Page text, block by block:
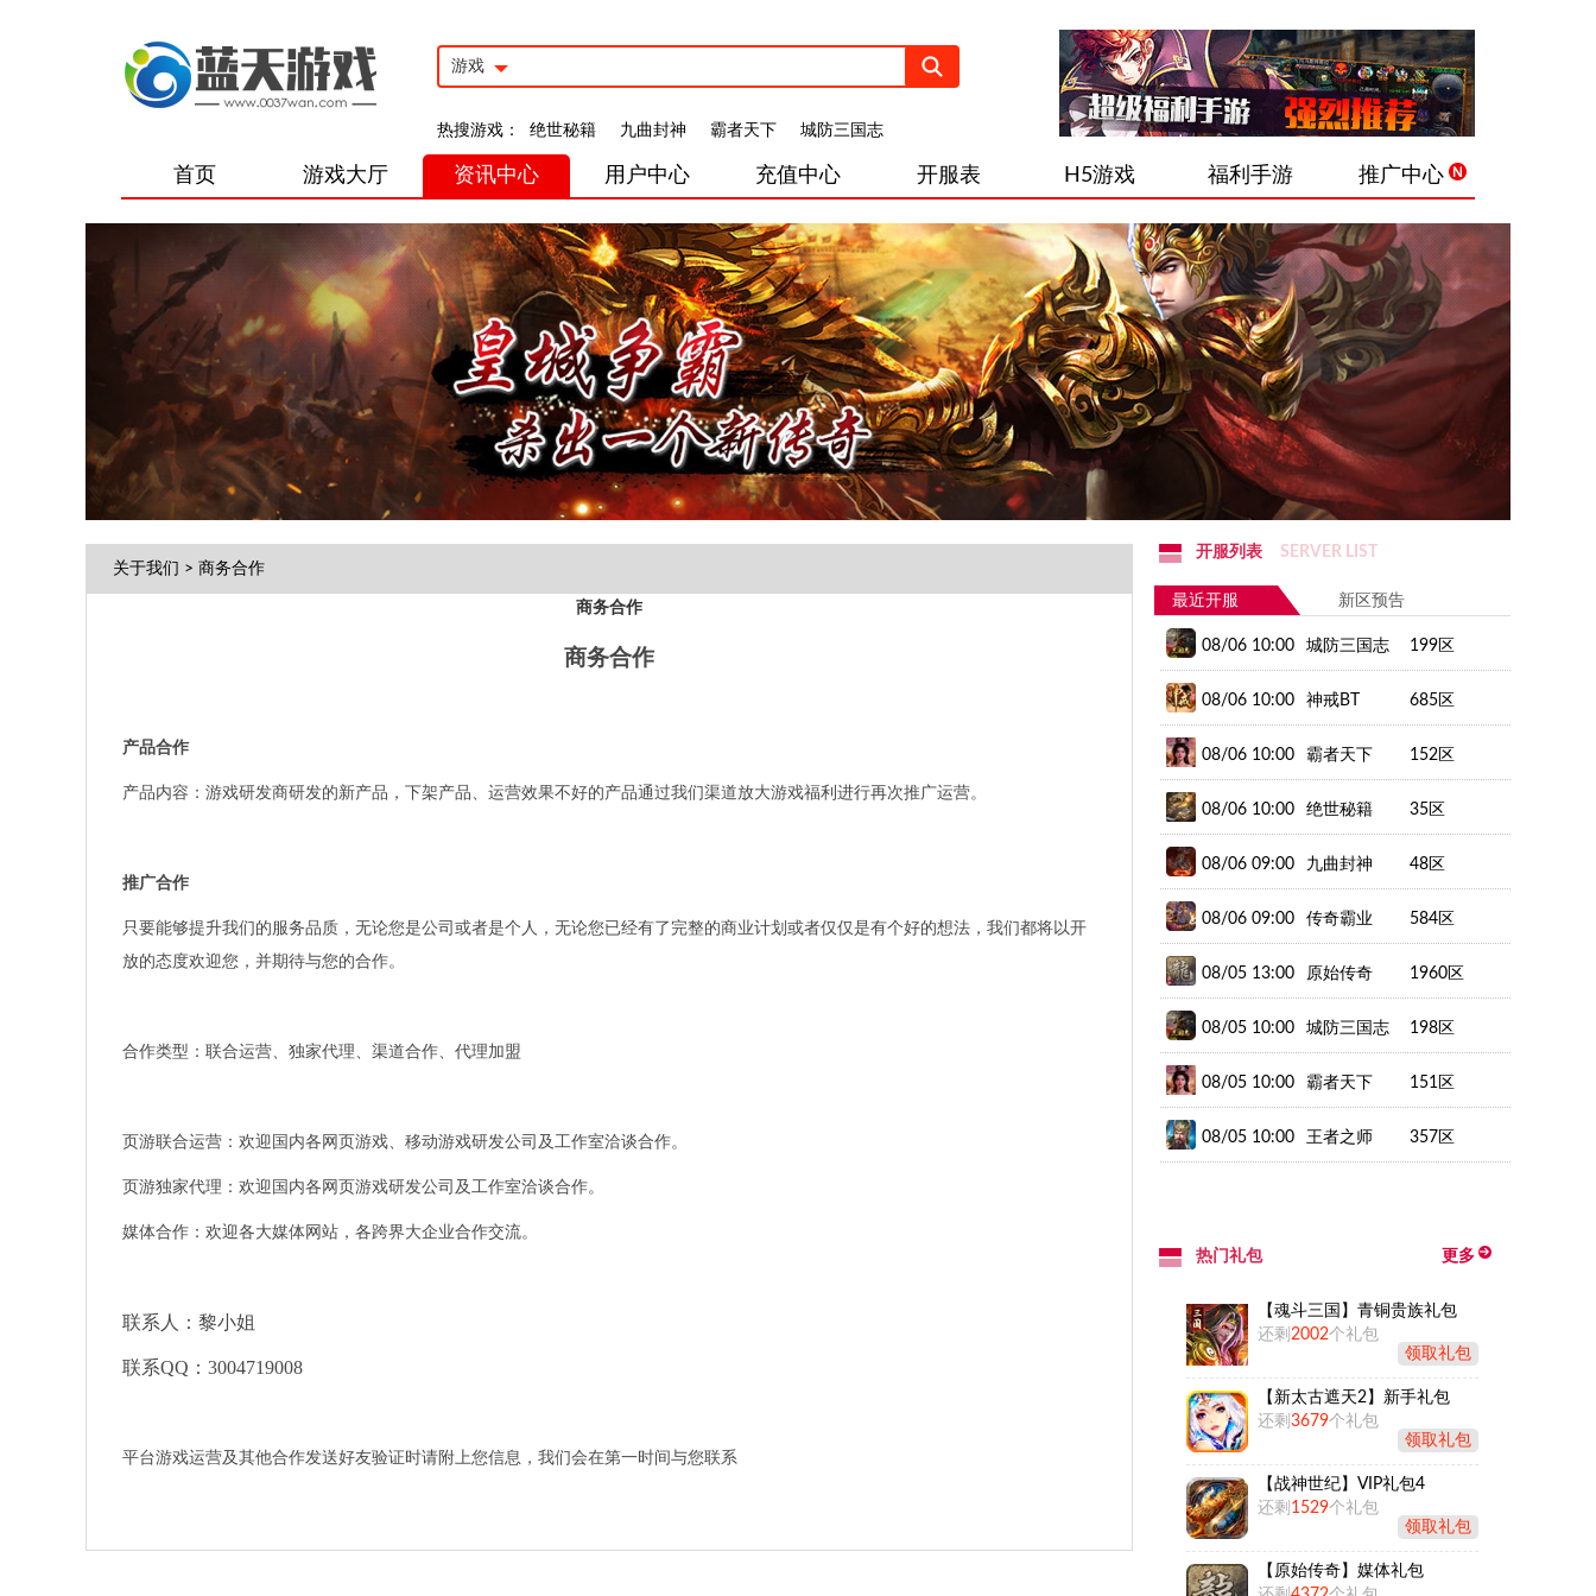
游戏
热搜游戏： 绝世秘籍 九曲封神 霸者天下 城防三国志
首页 游戏大厅 资讯中心 用户中心 充值中心 开服表 H5游戏 福利手游 推广中心
关于我们 > 商务合作
商务合作
商务合作
产品合作
产品内容：游戏研发商研发的新产品，下架产品、运营效果不好的产品通过我们渠道放大游戏福利进行再次推广运营。
推广合作
只要能够提升我们的服务品质，无论您是公司或者是个人，无论您已经有了完整的商业计划或者仅仅是有个好的想法，我们都将以开
放的态度欢迎您，并期待与您的合作。
合作类型：联合运营、独家代理、渠道合作、代理加盟
页游联合运营：欢迎国内各网页游戏、移动游戏研发公司及工作室洽谈合作。
页游独家代理：欢迎国内各网页游戏研发公司及工作室洽谈合作。
媒体合作：欢迎各大媒体网站，各跨界大企业合作交流。
联系人：黎小姐
联系QQ：3004719008
平台游戏运营及其他合作发送好友验证时请附上您信息，我们会在第一时间与您联系
开服列表 SERVER LIST
最近开服
08/06 10:00 城防三国志 199区
08/06 10:00 神戒BT 685区
08/06 10:00 霸者天下 152区
08/06 10:00 绝世秘籍 35区
08/06 09:00 九曲封神 48区
08/06 09:00 传奇霸业
（新）
584区
08/05 13:00 原始传奇 1960区
08/05 10:00 城防三国志 198区
08/05 10:00 霸者天下 151区
08/05 10:00 王者之师 357区
新区预告
热门礼包 更多
【魂斗三国】青铜贵族礼包
还剩 2002个礼包
领取礼包
【新太古遮天2】新手礼包
还剩 3679个礼包
领取礼包
【战神世纪】VIP礼包4
还剩 1529个礼包
领取礼包
【原始传奇】媒体礼包